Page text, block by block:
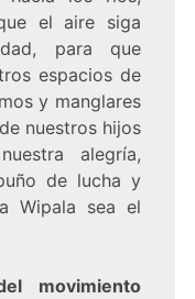
el aire siga
para que
espacios de
y manglares
nuestros hijos
alegría,
de lucha y
Wipala sea el
movimiento